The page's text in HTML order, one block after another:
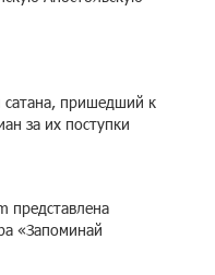
пришедший к
за их поступки
представлена
«Запоминай